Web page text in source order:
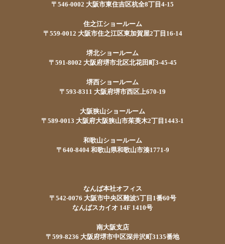
〒546-0002 大阪市東住吉区杭全8丁目4-15
住之江ショールーム
〒559-0012 大阪市住之江区東加賀屋2丁目16-14
堺北ショールーム
〒591-8002 大阪府堺市北区北花田町3-45-45
堺西ショールーム
〒593-8311 大阪府堺市西区上670-19
大阪狭山ショールーム
〒589-0013 大阪府大阪狭山市茱萸木2丁目1443-1
和歌山ショールーム
〒640-8404 和歌山県和歌山市湊1771-9
なんば本社オフィス
〒542-0076 大阪市中央区難波5丁目1番60号
なんばスカイオ 14F 1410号
南大阪支店
〒599-8236 大阪府堺市中区深井沢町3135番地